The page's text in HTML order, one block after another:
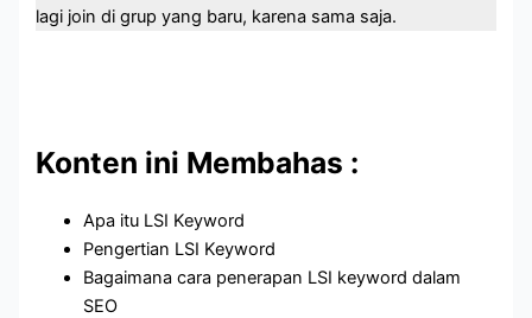
lagi join di grup yang baru, karena sama saja.
Konten ini Membahas :
Apa itu LSI Keyword
Pengertian LSI Keyword
Bagaimana cara penerapan LSI keyword dalam
SEO